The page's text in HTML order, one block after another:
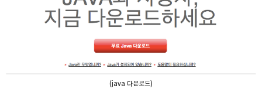
(java 다운로드)